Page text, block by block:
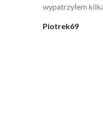
@karolina_dream